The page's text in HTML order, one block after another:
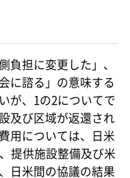
担に変更した」、
に諮る」の意味する
が、1の2についてで
及び区域が返還され
用については、日米
提供施設整備及び米
日米間の協議の結果